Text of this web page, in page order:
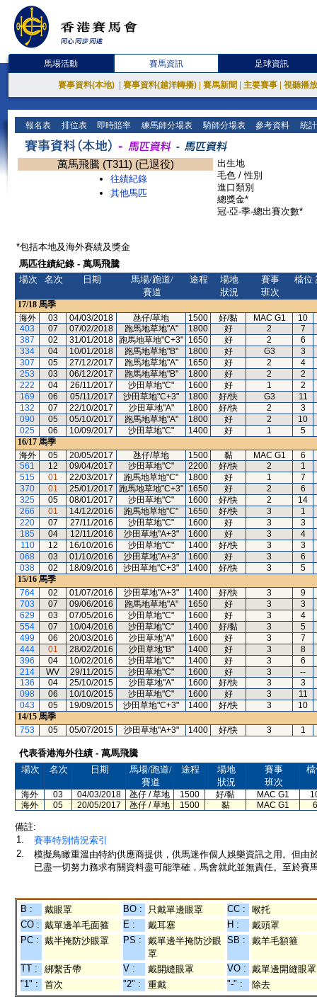
馬場活動 賽馬資訊 足球資訊
賽事資料(本地) 賽事資料(越洋轉播) 賽馬新聞 主要賽事 視聽播
報名表 排位表 即時賠率 練馬師分場表 騎師分場表 參考資料 統
萬馬飛騰 (T311) (已退役)
往績紀錄
其他馬匹
出生地
毛色 / 性別
進口類別
總獎金*
冠-亞-季-總出賽次數*
*包括本地及海外賽績及獎金
馬匹往績紀錄 - 萬馬飛騰
場次
名次 日期
馬場/跑道/
賽道
途程
場地
狀況
賽事
班次
檔位
17/18 馬季
海外
03 04/03/2018 氹仔/草地 1500 好/黏 MAC G1 10
403
07 07/02/2018 跑馬地草地"A" 1800 好 2 7
387
02 31/01/2018 跑馬地草地"C+3" 1650 好 2
6
334
04 10/01/2018 跑馬地草地"B" 1800 好 G3 3
307
05 27/12/2017 跑馬地草地"A" 1650 好 2 4
253
03 06/12/2017 跑馬地草地"B" 1800 好 2
2
222
04 26/11/2017 沙田草地"C" 1600 好 1 2
169
06 05/11/2017 沙田草地"C+3" 1800 好/快 G3 11
132
07 22/10/2017 沙田草地"A" 1800 好/快 2 3
090
05 05/10/2017 跑馬地草地"A" 1800 好 2 10
025
06 10/09/2017 沙田草地"C" 1400 好 1 5
16/17 馬季
海外
05 20/05/2017 氹仔/草地 1500 黏 MAC G1 6
561
12 09/04/2017 沙田草地"C" 2200 好/快 2 1
515
01 22/03/2017 跑馬地草地"C" 1800 好 1
7
370
01 25/01/2017 跑馬地草地"C+3" 1650 好 2
6
325
05 08/01/2017 沙田草地"C" 1600 好/快 2
14
266
01 14/12/2016 跑馬地草地"C" 1650 好/快 3
1
220
07 27/11/2016 沙田草地"C" 1600 好 3
3
185
04 12/11/2016 沙田草地"A+3" 1600 好 3
4
110
12 16/10/2016 沙田草地"C" 1400 好/快 3
3
068
03 01/10/2016 沙田草地"A+3" 1600 好 3
6
038
02 18/09/2016 沙田草地"C+3" 1400 好/快 3
5
15/16 馬季
764
02 01/07/2016 沙田草地"A+3" 1400 好/快 3
9
703
07 09/06/2016 跑馬地草地"A" 1650 好 3
3
629
03 07/05/2016 沙田草地"C" 1600 好 3
4
554
07 10/04/2016 沙田草地"C" 1400 好/黏 3
5
499
06 20/03/2016 沙田草地"A" 1600 好 3
7
444
01 28/02/2016 沙田草地"B" 1400 好 3
8
396
04 10/02/2016 沙田草地"C" 1400 好 3
6
214
WV 29/11/2015 沙田草地"C" 1600 好 3
--
136
04 25/10/2015 沙田草地"A" 1600 好/快 3
3
098
06 10/10/2015 沙田草地"C" 1600 好 3
11
043
05 19/09/2015 沙田草地"C+3" 1400 好/快 3
10
14/15 馬季
753
05 05/07/2015 沙田草地"A+3" 1400 好/快 3 1
代表香港海外往績 - 萬馬飛騰
場次
名次 日期
馬場/跑道/
賽道
途程
場地
狀況
賽事
班次
海外 03 04/03/2018 氹仔 / 草地 1500 好/黏 MAC G1
海外
05 20/05/2017 氹仔 / 草地 1500 黏 MAC G1 6
備註:
1.
賽事特別情況索引
2.
模擬鳥瞰重溫由特約供應商提供，供馬迷作個人娛樂資訊之用。但
已盡一切努力務求有關資料盡可能準確，馬會就此並無責任。至於賽
B : 戴眼罩 BO : 只戴單邊眼罩 CC :
喉托
CO : 戴單邊羊毛面箍 E : 戴耳塞 H :
戴頭罩
PC : 戴半掩防沙眼罩 PS :
戴單邊半掩防沙眼
罩
SB : 戴羊毛額箍
TT : 綁繫舌帶 V : 戴開縫眼罩 VO : 戴單邊開縫眼罩
"1" :
首次 "2" : 重戴 "-" : 除去